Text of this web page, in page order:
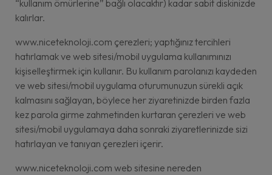
“kullanım ömürlerine” bağlı olacaktır) kadar sabit diskinizde
kalırlar.
www.niceteknoloji.com çerezleri; yaptığınız tercihleri
hatırlamak ve web sitesi/mobil uygulama kullanımınızı
kişiselleştirmek için kullanır. Bu kullanım parolanızı kaydeden
ve web sitesi/mobil uygulama oturumunuzun sürekli açık
kalmasını sağlayan, böylece her ziyaretinizde birden fazla
kez parola girme zahmetinden kurtaran çerezleri ve web
sitesi/mobil uygulamaya daha sonraki ziyaretlerinizde sizi
hatırlayan ve tanıyan çerezleri içerir.
www.niceteknoloji.com web sitesine nereden